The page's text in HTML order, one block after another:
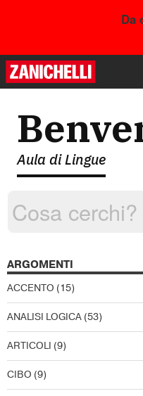
Da
Aula di Lingue
ARGOMENTI
ACCENTO (15)
ANALISI LOGICA (53)
ARTICOLI (9)
CIBO (9)